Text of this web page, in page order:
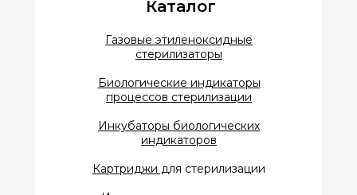
Каталог
Газовые этиленоксидные
стерилизаторы
Биологические индикаторы
процессов стерилизации
Инкубаторы биологических
индикаторов
Картриджи для стерилизации